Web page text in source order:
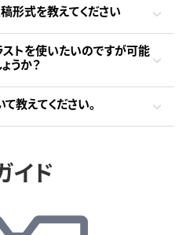
形式を教えてください
トを使いたいのですが可能
うか？
教えてください。
イド